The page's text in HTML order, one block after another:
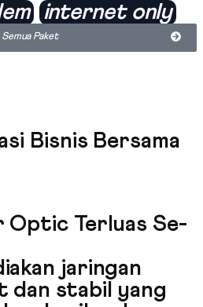
internet only
Paket
Bisnis Bersama
Optic Terluas Se-
jaringan
stabil yang